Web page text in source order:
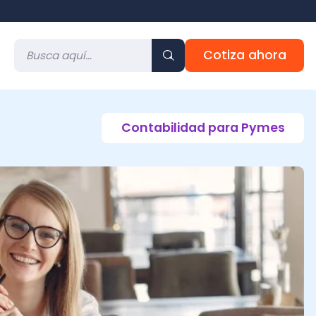
Cotiza ahora
Contabilidad para Pymes